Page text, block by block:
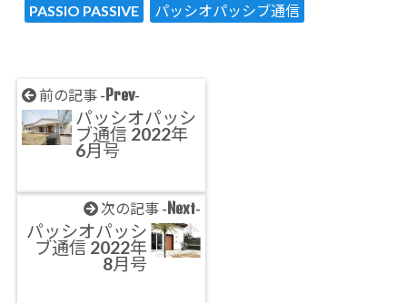
PASSIO PASSIVE パッシオパッシブ通信
前の記事 -Prev-
パッシオパッシ
ブ通信 2022年
6月号
次の記事 -Next-
パッシオパッシ
ブ通信 2022年
8月号